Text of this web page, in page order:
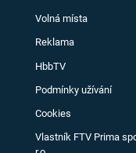
Volná místa
Reklama
HbbTV
Podmínky užívání
Cookies
Vlastník FTV Prima